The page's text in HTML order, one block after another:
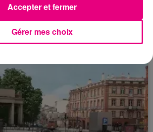
au nord de Toulouse
Gérer mes choix
Accepter et fermer